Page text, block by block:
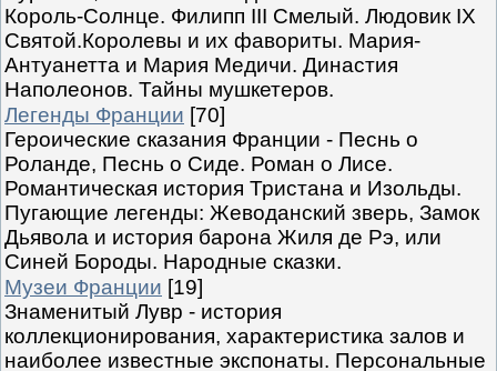
Король-Солнце. Филипп III Смелый. Людовик IX
Святой.Королевы и их фавориты. Мария-
Антуанетта и Мария Медичи. Династия
Наполеонов. Тайны мушкетеров.
Легенды Франции [70]
Героические сказания Франции - Песнь о
Роланде, Песнь о Сиде. Роман о Лисе.
Романтическая история Тристана и Изольды.
Пугающие легенды: Жеводанский зверь, Замок
Дьявола и история барона Жиля де Рэ, или
Синей Бороды. Народные сказки.
Музеи Франции [19]
Знаменитый Лувр - история
коллекционирования, характеристика залов и
наиболее известные экспонаты. Персональные